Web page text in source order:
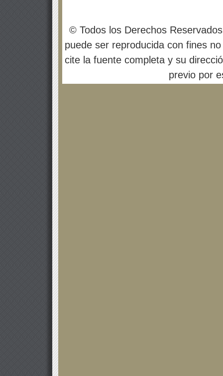
© Todos los Derechos
puede ser reproducida con fines
cite la fuente completa y su
previo por